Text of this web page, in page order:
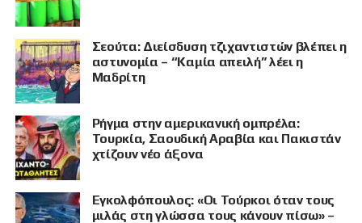
Σεούτα: Διείσδυση τζιχαντιστών βλέπει η
αστυνομία – “Καμία απειλή” λέει η
Μαδρίτη
Ρήγμα στην αμερικανική ομπρέλα:
Τουρκία, Σαουδική Αραβία και Πακιστάν
χτίζουν νέο άξονα
Εγκολφόπουλος: «Οι Τούρκοι όταν τους
μιλάς στη γλώσσα τους κάνουν πίσω» –